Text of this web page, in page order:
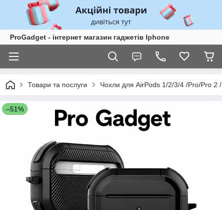
ProGadget - iнтернет магазин гаджетів Iphone
Товари та послуги Чохли для AirPods 1/2/3/4 /Pro/Pro 2
–51%